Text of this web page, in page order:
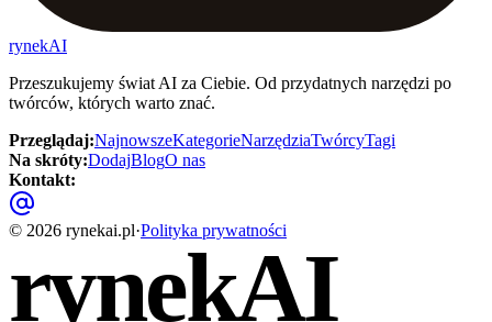
rynekAI
Przeszukujemy świat AI za Ciebie. Od przydatnych narzędzi po
twórców, których warto znać.
Przeglądaj:NajnowszeKategorieNarzędziaTwórcyTagi
Na skróty:DodajBlogO nas
Kontakt:
© 2026 rynekai.pl·Polityka prywatności
rynekAI